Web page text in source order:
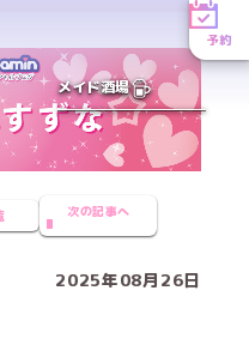
予約
メイド酒場
次の記事へ
2025年08月26日